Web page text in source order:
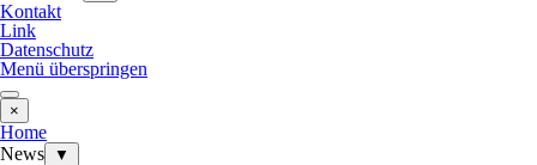
Kontakt
Link
Datenschutz
Menü überspringen
×
Home
News
▼